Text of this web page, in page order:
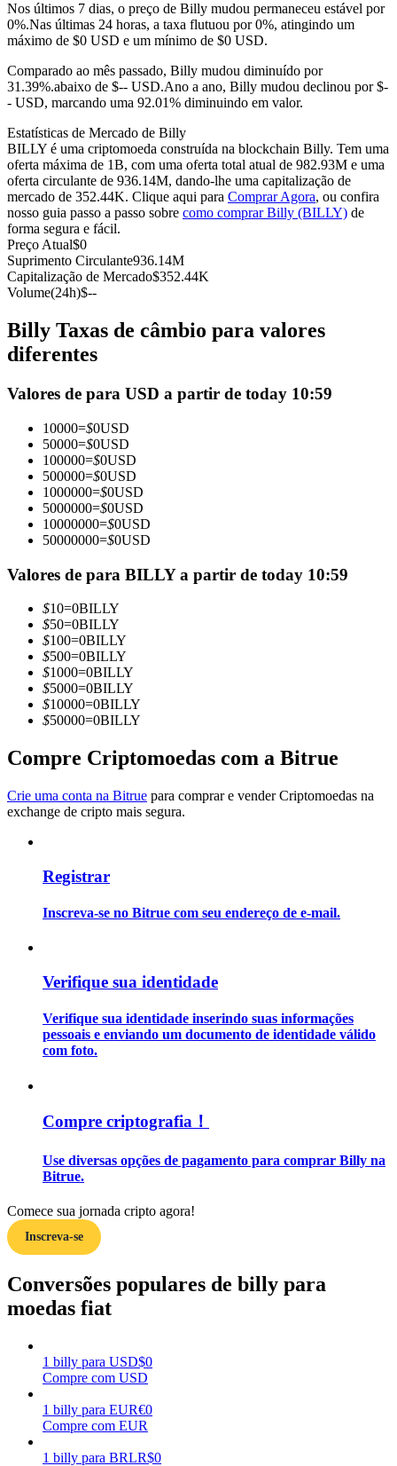
Futuros de USDC
Futuros usando USDC como garantia
Copiar Trading
Torne-se um Trader de Cópias
Desfrute da partilha de lucros e comissões de copy trading
Informação
Guia
Estratégias de negociação
Aprenda como se manter lucrativo
Ganhar
Nos últimos 7 dias, o preço de Billy mudou permaneceu estável por
0%.Nas últimas 24 horas, a taxa flutuou por 0%, atingindo um
máximo de $0 USD e um mínimo de $0 USD.
Comparado ao mês passado, Billy mudou diminuído por
31.39%.abaixo de $-- USD.Ano a ano, Billy mudou declinou por $-
- USD, marcando uma 92.01% diminuindo em valor.
Estatísticas de Mercado de Billy
BILLY é uma criptomoeda construída na blockchain Billy. Tem uma
oferta máxima de 1B, com uma oferta total atual de 982.93M e uma
oferta circulante de 936.14M, dando-lhe uma capitalização de
mercado de 352.44K. Clique aqui para Comprar Agora, ou confira
nosso guia passo a passo sobre como comprar Billy (BILLY) de
forma segura e fácil.
Preço Atual$0
Suprimento Circulante936.14M
Capitalização de Mercado$352.44K
Volume(24h)$--
Billy Taxas de câmbio para valores
diferentes
Valores de para USD a partir de today 10:59
10000=$0USD
50000=$0USD
100000=$0USD
500000=$0USD
1000000=$0USD
5000000=$0USD
10000000=$0USD
50000000=$0USD
Valores de para BILLY a partir de today 10:59
$10=0BILLY
$50=0BILLY
$100=0BILLY
$500=0BILLY
$1000=0BILLY
$5000=0BILLY
$10000=0BILLY
$50000=0BILLY
Compre Criptomoedas com a Bitrue
Crie uma conta na Bitrue para comprar e vender Criptomoedas na
exchange de cripto mais segura.
Registrar
Inscreva-se no Bitrue com seu endereço de e-mail.
Verifique sua identidade
Verifique sua identidade inserindo suas informações
pessoais e enviando um documento de identidade válido
com foto.
Compre criptografia！
Use diversas opções de pagamento para comprar Billy na
Bitrue.
Comece sua jornada cripto agora!
Inscreva-se
Conversões populares de billy para
moedas fiat
1 billy para USD$0
Compre com USD
1 billy para EUR€0
Compre com EUR
1 billy para BRLR$0